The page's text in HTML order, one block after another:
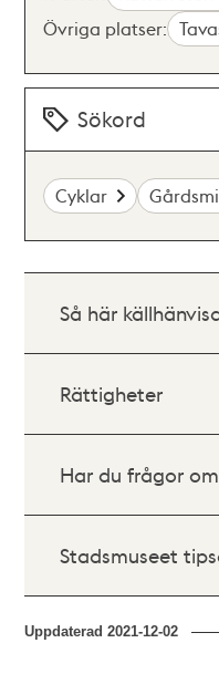
Övriga platser:
Sökord
Cyklar
Så här
Rättigheter
Har du frågor
Stadsmuseet
Uppdaterad2021-12-02